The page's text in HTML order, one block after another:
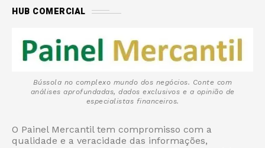
HUB COMERCIAL
Bússola no complexo mundo dos negócios. Conte com
análises aprofundadas, dados exclusivos e a opinião de
especialistas financeiros.
O Painel Mercantil tem compromisso com a
qualidade e a veracidade das informações,